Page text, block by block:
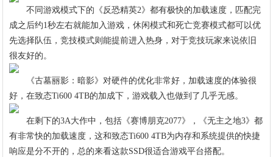
不同游戏模式下的《反恐精英2》都有极快的加载速度，匹配完
成之后约1秒左右就能加入游戏，休闲模式和死亡竞赛模式都可以优
先选择队伍，竞技模式则能提前进入热身，对于竞技玩家来说依旧
很友好的。
《古墓丽影：暗影》对硬件的优化非常好，加载速度的体验很
好，在致态Ti600 4TB的加成下，游戏载入也做到了几乎无感。
在剩下的3A大作中，包括《赛博朋克2077》，《无主之地3》都
有非常快的加载速度，这和致态Ti600 4TB为内存和系统提供的快捷
响应是分不开的，总的来看这款SSD很适合游戏平台搭配。